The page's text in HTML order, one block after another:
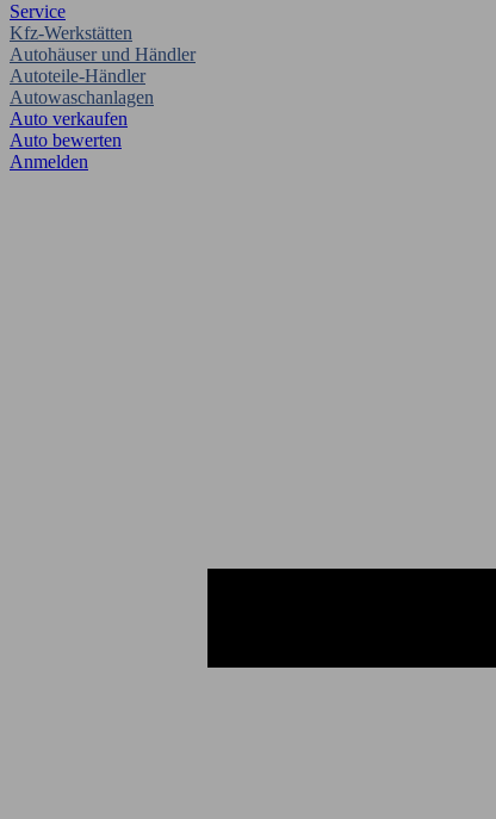
Service
Kfz-Werkstätten
Autohäuser und Händler
Autoteile-Händler
Autowaschanlagen
Auto verkaufen
Auto bewerten
Anmelden